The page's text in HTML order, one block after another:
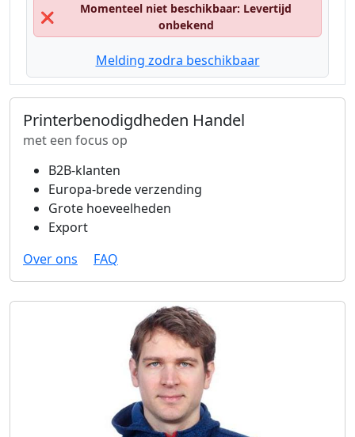
❌
Momenteel niet beschikbaar: Levertijd
onbekend
Melding zodra beschikbaar
Printerbenodigdheden Handel
met een focus op
B2B-klanten
Europa-brede verzending
Grote hoeveelheden
Export
Over ons
FAQ